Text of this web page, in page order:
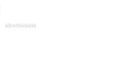
advertisement